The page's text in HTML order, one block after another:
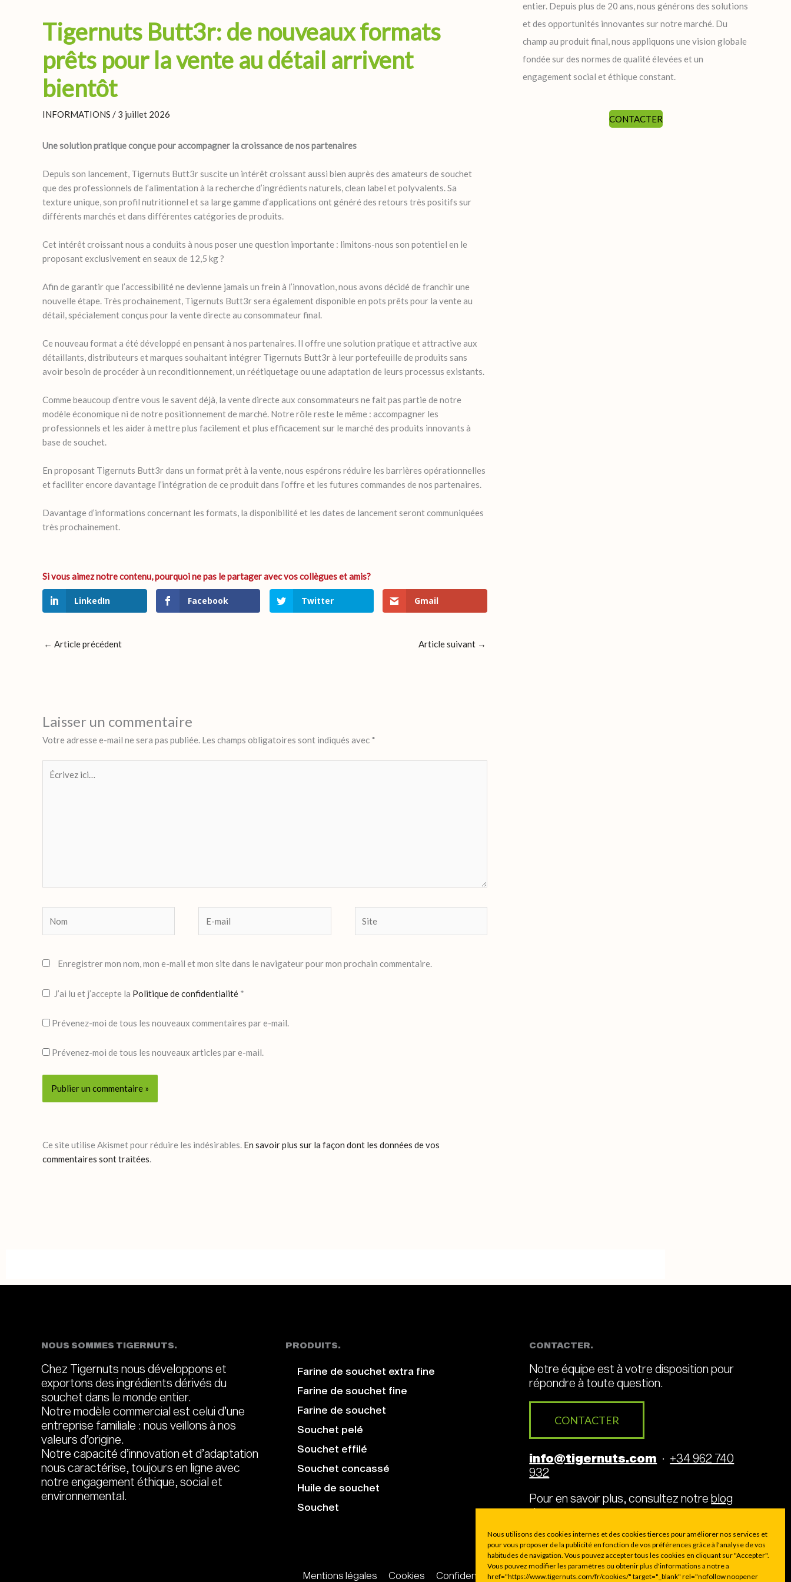
Nous utilisons des cookies internes et des cookies tierces pour améliorer nos services et
pour vous proposer de la publicité en fonction de vos préférences grâce à l'analyse de vos
habitudes de navigation. Vous pouvez accepter tous les cookies en cliquant sur "Accepter".
Vous pouvez modifier les paramètres ou obtenir plus d'informations a notre a
href="https://www.tigernuts.com/fr/cookies/" target="_blank" rel="nofollow noopener
Tigernuts Butt3r: de nouveaux formats
prêts pour la vente au détail arrivent
bientôt
INFORMATIONS / 3 juillet 2026
Une solution pratique conçue pour accompagner la croissance de nos partenaires
Depuis son lancement, Tigernuts Butt3r suscite un intérêt croissant aussi bien auprès des amateurs de souchet
que des professionnels de l’alimentation à la recherche d’ingrédients naturels, clean label et polyvalents. Sa
texture unique, son profil nutritionnel et sa large gamme d’applications ont généré des retours très positifs sur
différents marchés et dans différentes catégories de produits.
Cet intérêt croissant nous a conduits à nous poser une question importante : limitons-nous son potentiel en le
proposant exclusivement en seaux de 12,5 kg ?
Afin de garantir que l’accessibilité ne devienne jamais un frein à l’innovation, nous avons décidé de franchir une
nouvelle étape. Très prochainement, Tigernuts Butt3r sera également disponible en pots prêts pour la vente au
détail, spécialement conçus pour la vente directe au consommateur final.
Ce nouveau format a été développé en pensant à nos partenaires. Il offre une solution pratique et attractive aux
détaillants, distributeurs et marques souhaitant intégrer Tigernuts Butt3r à leur portefeuille de produits sans
avoir besoin de procéder à un reconditionnement, un réétiquetage ou une adaptation de leurs processus existants.
Comme beaucoup d’entre vous le savent déjà, la vente directe aux consommateurs ne fait pas partie de notre
modèle économique ni de notre positionnement de marché. Notre rôle reste le même : accompagner les
professionnels et les aider à mettre plus facilement et plus efficacement sur le marché des produits innovants à
base de souchet.
En proposant Tigernuts Butt3r dans un format prêt à la vente, nous espérons réduire les barrières opérationnelles
et faciliter encore davantage l’intégration de ce produit dans l’offre et les futures commandes de nos partenaires.
Davantage d’informations concernant les formats, la disponibilité et les dates de lancement seront communiquées
très prochainement.
LinkedIn Facebook Twitter Gmail
← Article précédent Article suivant →
Laisser un commentaire
Votre adresse e-mail ne sera pas publiée. Les champs obligatoires sont indiqués avec *
ici…
mail
Enregistrer mon nom, mon e-mail et mon site dans le navigateur pour mon prochain commentaire.
J’ai lu et j’accepte la Politique de confidentialité *
Prévenez-moi de tous les nouveaux commentaires par e-mail.
Prévenez-moi de tous les nouveaux articles par e-mail.
Ce site utilise Akismet pour réduire les indésirables. En savoir plus sur la façon dont les données de vos
commentaires sont traitées.
entier. Depuis plus de 20 ans, nous générons des solutions
et des opportunités innovantes sur notre marché. Du
champ au produit final, nous appliquons une vision globale
fondée sur des normes de qualité élevées et un
engagement social et éthique constant.
CONTACTER
NOUS SOMMES TIGERNUTS.
Chez Tigernuts nous développons et
exportons des ingrédients dérivés du
souchet dans le monde entier.
Notre modèle commercial est celui d’une
entreprise familiale : nous veillons à nos
valeurs d’origine.
Notre capacité d’innovation et d’adaptation
nous caractérise, toujours en ligne avec
notre engagement éthique, social et
environnemental.
PRODUITS.
Farine de souchet extra fine
Farine de souchet fine
Farine de souchet
Souchet pelé
Souchet effilé
Souchet concassé
Huile de souchet
Souchet
CONTACTER.
Notre équipe est à votre disposition pour
répondre à toute question.
CONTACTER
info@tigernuts.com · +34 962 740
932
Pour en savoir plus, consultez notreblog
tigernuts.
Mentions légales Cookies Confidentialité